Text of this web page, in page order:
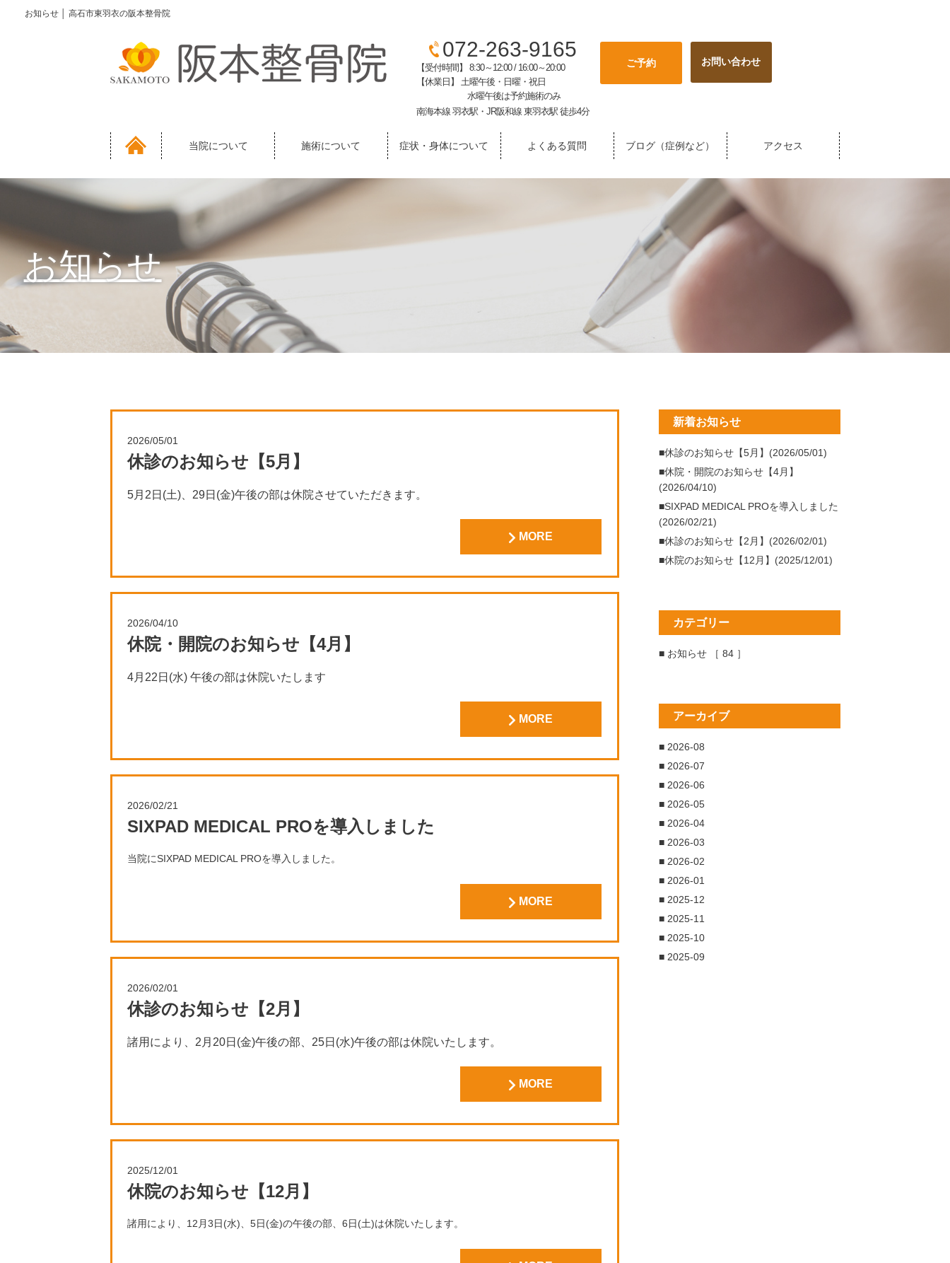
お知らせ │ 高石市東羽衣の阪本整骨院
072-263-9165
【受付時間】 8:30～12:00 / 16:00～20:00
【休業日】 土曜午後・日曜・祝日
水曜午後は予約施術のみ
南海本線 羽衣駅・JR阪和線 東羽衣駅 徒歩4分
ご予約 お問い合わせ
当院について 施術について 症状・身体について よくある質問 ブログ（症例など） アクセス
お知らせ
2026/05/01
休診のお知らせ【5月】
5月2日(土)、29日(金)午後の部は休院させていただきます。
MORE
2026/04/10
休院・開院のお知らせ【4月】
4月22日(水) 午後の部は休院いたします
MORE
2026/02/21
SIXPAD MEDICAL PROを導入しました
当院にSIXPAD MEDICAL PROを導入しました。
MORE
2026/02/01
休診のお知らせ【2月】
諸用により、2月20日(金)午後の部、25日(水)午後の部は休院いたします。
MORE
2025/12/01
休院のお知らせ【12月】
諸用により、12月3日(水)、5日(金)の午後の部、6日(土)は休院いたします。
新着お知らせ
■休診のお知らせ【5月】(2026/05/01)
■休院・開院のお知らせ【4月】
(2026/04/10)
■SIXPAD MEDICAL PROを導入しました
(2026/02/21)
■休診のお知らせ【2月】(2026/02/01)
■休院のお知らせ【12月】(2025/12/01)
カテゴリー
■ お知らせ ［ 84 ］
アーカイブ
■ 2026-08
■ 2026-07
■ 2026-06
■ 2026-05
■ 2026-04
■ 2026-03
■ 2026-02
■ 2026-01
■ 2025-12
■ 2025-11
■ 2025-10
■ 2025-09